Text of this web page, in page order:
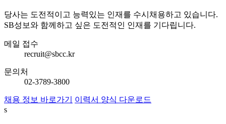
당사는 도전적이고 능력있는 인재를 수시채용하고 있습니다.
SB성보와 함께하고 싶은 도전적인 인재를 기다립니다.
메일 접수
recruit@sbcc.kr
문의처
02-3789-3800
채용 정보 바로가기
이력서 양식 다운로드
s